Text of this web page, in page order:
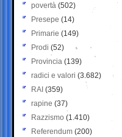
povertà (502)
Presepe (14)
Primarie (149)
Prodi (52)
Provincia (139)
radici e valori (3.682)
RAI (359)
rapine (37)
Razzismo (1.410)
Referendum (200)